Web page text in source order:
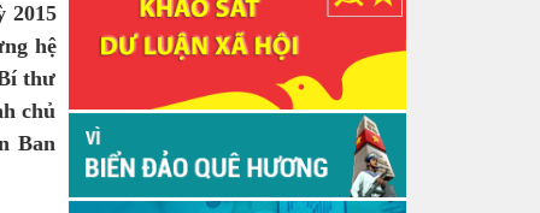
2015
hệ
thư
chủ
Ban